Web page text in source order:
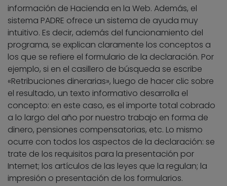
información de Hacienda en la Web. Además, el
sistema PADRE ofrece un sistema de ayuda muy
intuitivo. Es decir, además del funcionamiento del
programa, se explican claramente los conceptos a
los que se refiere el formulario de la declaración. Por
ejemplo, si en el casillero de búsqueda se escribe
«Retribuciones dinerarias», luego de hacer clic sobre
el resultado, un texto informativo desarrolla el
concepto: en este caso, es el importe total cobrado
a lo largo del año por nuestro trabajo en forma de
dinero, pensiones compensatorias, etc. Lo mismo
ocurre con todos los aspectos de la declaración: se
trate de los requisitos para la presentación por
Internet; los artículos de las leyes que la regulan; la
impresión o presentación de los formularios.